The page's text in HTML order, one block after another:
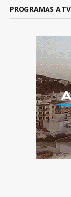
PROGRAMAS ATV